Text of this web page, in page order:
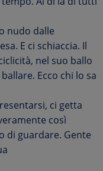
nudo dalle
E ci schiaccia. Il
nel suo ballo
Ecco chi lo sa
ci getta
così
di guardare. Gente